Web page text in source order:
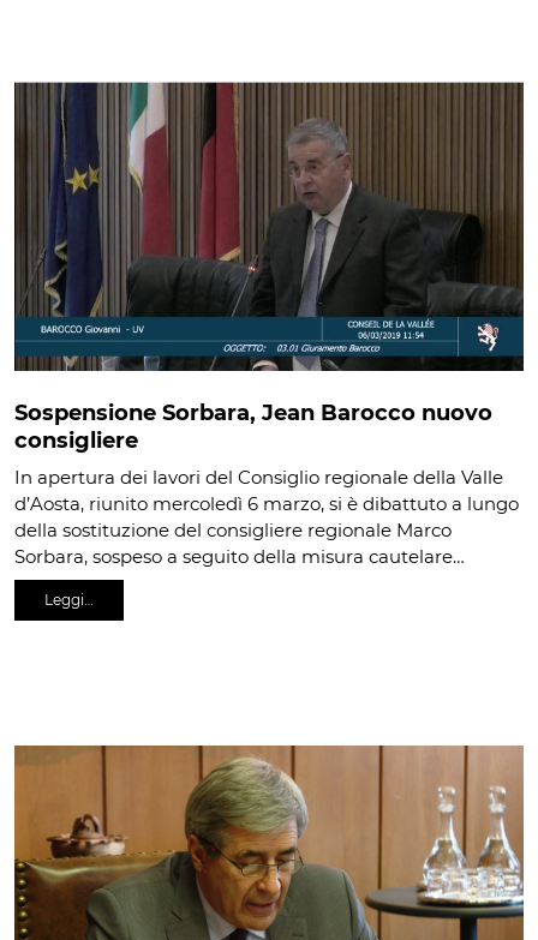
Sospensione Sorbara, Jean Barocco nuovo
consigliere
In apertura dei lavori del Consiglio regionale della Valle
d’Aosta, riunito mercoledì 6 marzo, si è dibattuto a lungo
della sostituzione del consigliere regionale Marco
Sorbara, sospeso a seguito della misura cautelare…
Leggi…